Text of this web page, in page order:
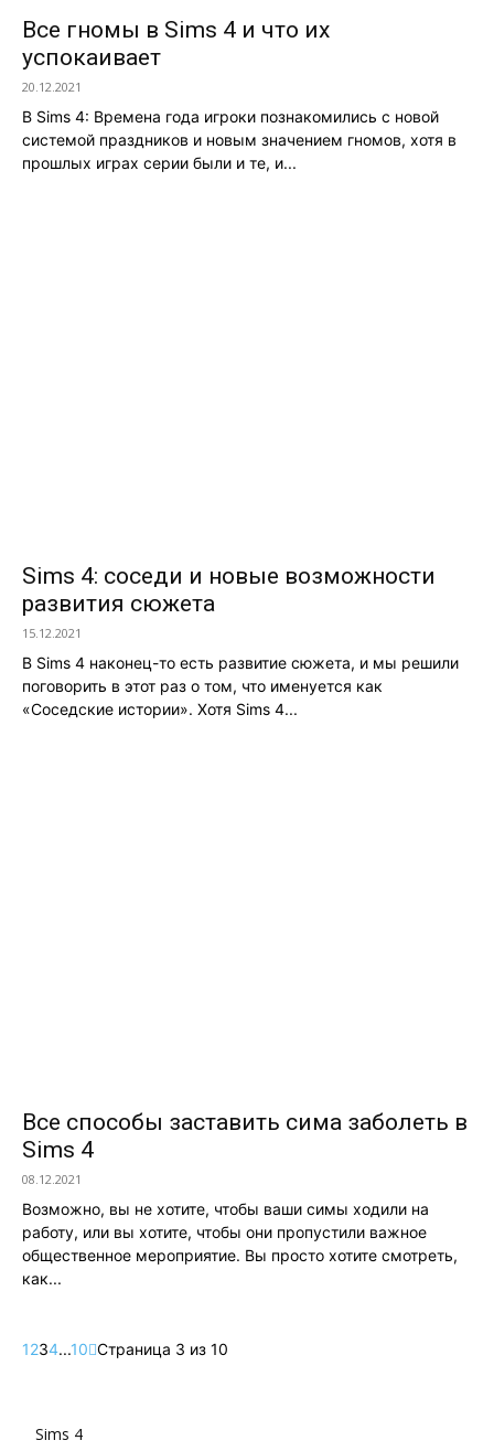
Все гномы в Sims 4 и что их
успокаивает
20.12.2021
В Sims 4: Времена года игроки познакомились с новой
системой праздников и новым значением гномов, хотя в
прошлых играх серии были и те, и...
Sims 4: соседи и новые возможности
развития сюжета
15.12.2021
В Sims 4 наконец-то есть развитие сюжета, и мы решили
поговорить в этот раз о том, что именуется как
«Соседские истории». Хотя Sims 4...
Все способы заставить сима заболеть в
Sims 4
08.12.2021
Возможно, вы не хотите, чтобы ваши симы ходили на
работу, или вы хотите, чтобы они пропустили важное
общественное мероприятие. Вы просто хотите смотреть,
как...
1234...10 Страница 3 из 10
Sims 4